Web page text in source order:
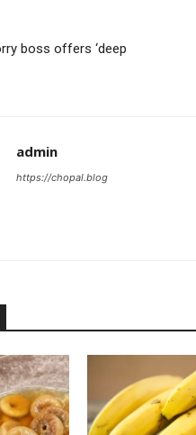
boss offers ‘deep
admin
https://chopal.blog